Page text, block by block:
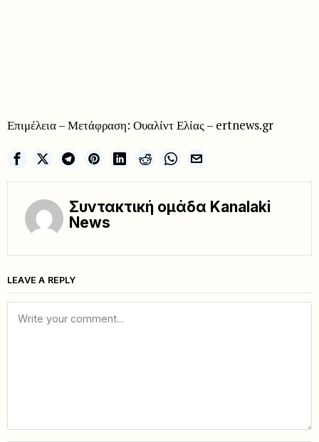
Επιμέλεια – Μετάφραση: Ουαλίντ Ελίας – ertnews.gr
Συντακτική ομάδα Kanalaki
News
LEAVE A REPLY